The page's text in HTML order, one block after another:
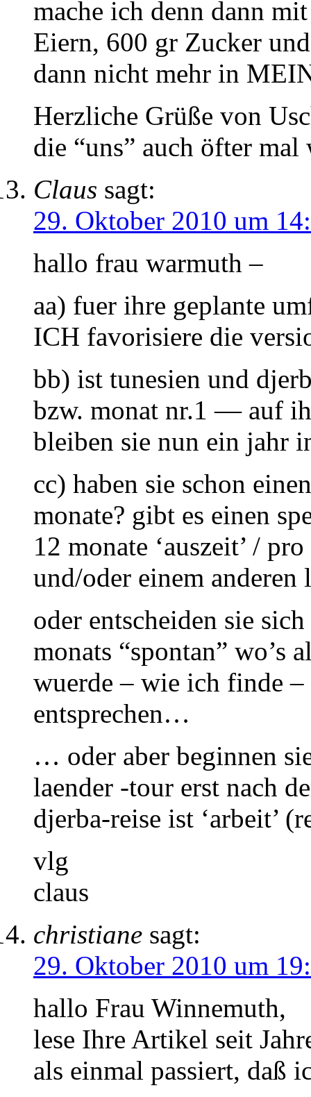
mache ich denn dann
Eiern, 600 gr Zucker
dann nicht mehr in
Herzliche Grüße von
die “uns” auch öfter mal
Claus sagt:
29. Oktober 2010 um
hallo frau warmuth –
aa) fuer ihre geplante
ICH favorisiere die
bb) ist tunesien und
bzw. monat nr.1 — auf
bleiben sie nun ein jahr
cc) haben sie schon
monate? gibt es einen
12 monate ‘auszeit’ /
und/oder einem
oder entscheiden sie
monats “spontan” wo’s
wuerde – wie ich finde –
entsprechen…
… oder aber beginnen
laender -tour erst nach
djerba-reise ist ‘arbeit’
vlg
claus
christiane sagt:
29. Oktober 2010 um
hallo Frau Winnemuth,
lese Ihre Artikel seit
als einmal passiert, daß